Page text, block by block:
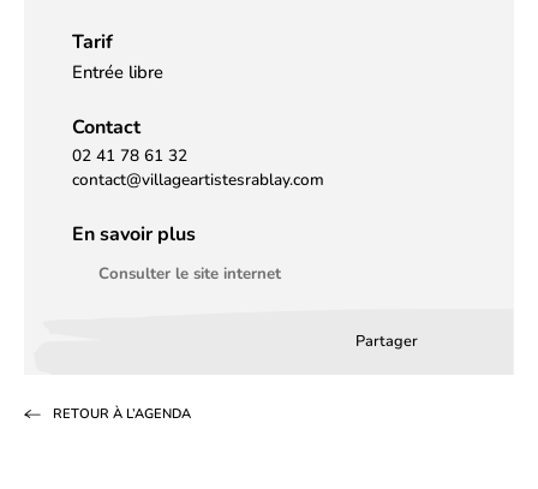
Tarif
Entrée libre
Contact
02 41 78 61 32
contact@villageartistesrablay.com
En savoir plus
Consulter le site internet
Partager
RETOUR À L’AGENDA